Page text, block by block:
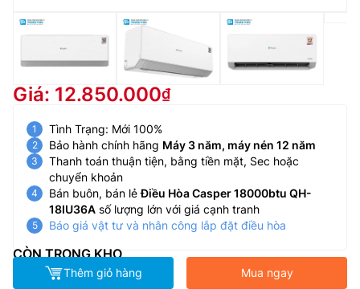
Giá: 12.850.000
Tình Trạng: Mới 100%
Bảo hành chính hãng Máy 3 năm, máy nén 12 năm
Thanh toán thuận tiện, bằng tiền mặt, Sec hoặc
chuyển khoản
Bán buôn, bán lẻĐiều Hòa Casper 18000btu QH-
18IU36A số lượng lớn với giá cạnh tranh
Báo giá vật tư và nhân công lắp đặt điều hòa
CÒN TRONG KHO
Thêm giỏ hàng Mua ngay